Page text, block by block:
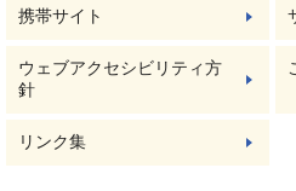
携帯サイト
ウェブアクセシビリティ方
針
リンク集